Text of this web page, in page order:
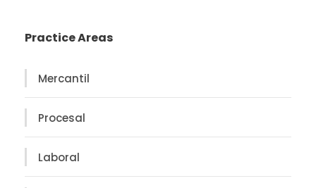
Practice Areas
Mercantil
Procesal
Laboral